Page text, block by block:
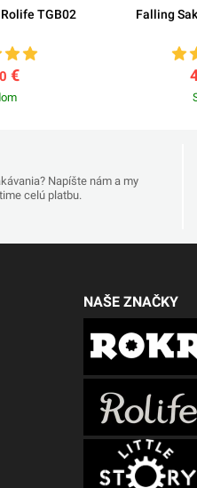
TGB02
€
Falling
Napíšte nám a my
celú platbu.
NAŠE ZNAČKY